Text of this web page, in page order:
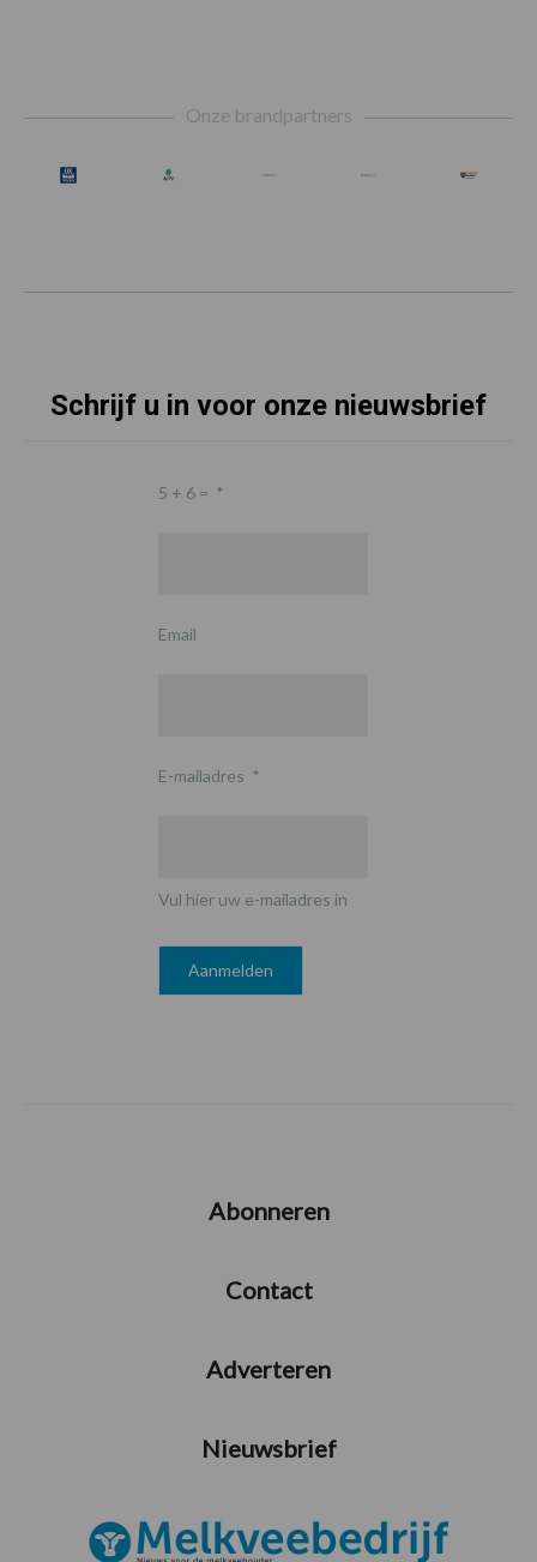
Onze brandpartners
Schrijf u in voor onze nieuwsbrief
5 + 6 = *
Email
E-mailadres *
Vul hier uw e-mailadres in
Abonneren
Contact
Adverteren
Nieuwsbrief